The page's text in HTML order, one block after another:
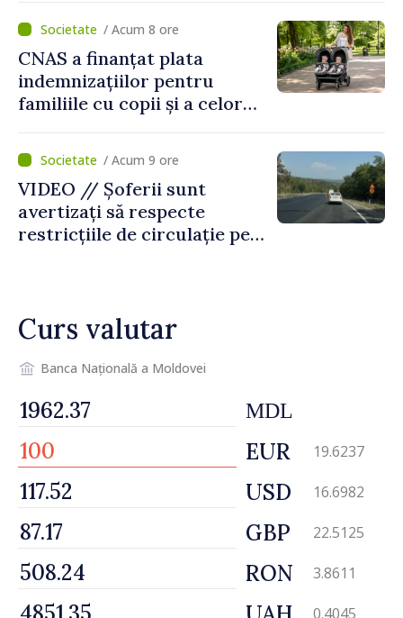
despre parcursul european
al Republicii Moldova.
/ Acum 8 ore
CNAS a finanțat plata
indemnizațiilor pentru
familiile cu copii și a celor
temporară de muncă
/ Acum 9 ore
VIDEO // Șoferii sunt
avertizați să respecte
restricțiile de circulație pe
Curs valutar
Banca Națională a Moldovei
MDL
EUR 19.6237
USD 16.6982
GBP 22.5125
RON 3.8611
0.4045